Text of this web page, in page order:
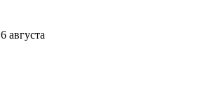
6 августа